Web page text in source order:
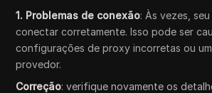
1. Problemas de conexão: Às vezes,
conectar corretamente. Isso pode ser
configurações de proxy incorretas ou
provedor.
Correção: verifique novamente os